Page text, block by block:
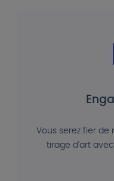
Vous serez fier
tirage d'art